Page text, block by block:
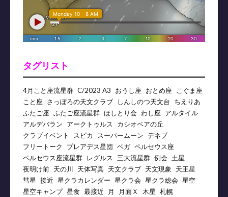
タグリスト
4月こと座流星群 C/2023 A3 おうし座 おとめ座 こぐま座
こと座 さっぽろの天文クラブ しんしのつ天文台
ちえりあ
ふたご座 ふたご座流星群 ほしとり会 わし座 アルタイル
アルデバラン
アークトゥルス
カシオペアの丘
クラブイベント
スピカ スーパームーン デネブ
フリートーク
プレアデス星団 ベガ ペルセウス座
ペルセウス座流星群
レグルス 三大流星群 例会 土星
夜明け前 天の川 天体写真 天文クラブ 天文現象
天王星
彗星 接近 星クラカレンダー 星クラ会 星クラ総会 星空
星空キャンプ 星食 最接近 月 月面Ｘ 木星 札幌